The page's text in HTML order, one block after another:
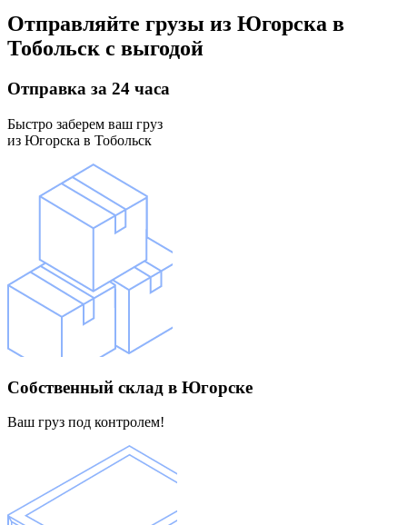
Отправляйте грузы из Югорска в
Тобольск с выгодой
Отправка за 24 часа
Быстро заберем ваш груз
из Югорска в Тобольск
Собственный склад в Югорске
Ваш груз под контролем!